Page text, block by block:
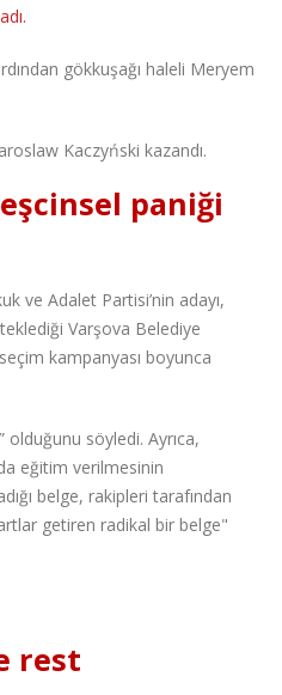
gökkuşağı haleli Meryem
Kaczyński kazandı.
paniği
ve Adalet Partisi’nin adayı,
Varşova Belediye
kampanyası boyunca
olduğunu söyledi. Ayrıca,
eğitim verilmesinin
belge, rakipleri tarafından
getiren radikal bir belge"
rest